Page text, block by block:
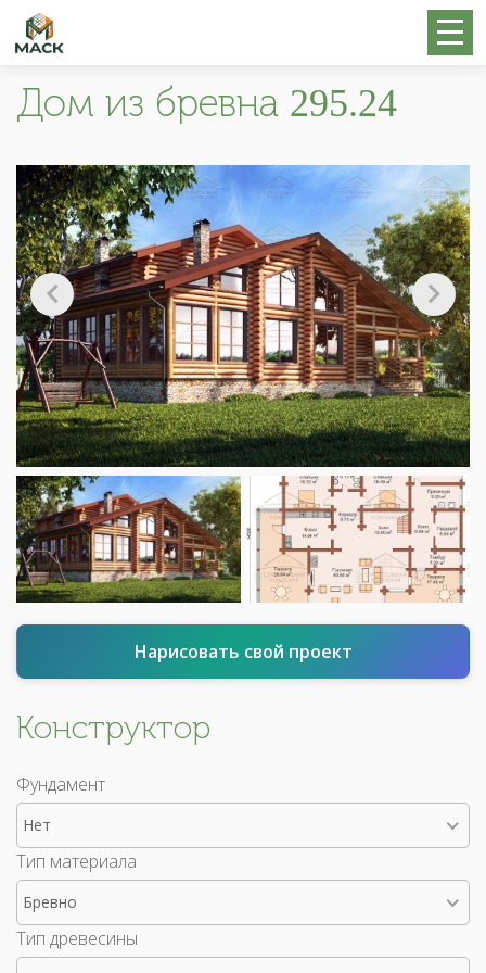
Дом из бревна 295.24
Нарисовать свой проект
Конструктор
Фундамент
Нет
Тип материала
Бревно
Тип древесины